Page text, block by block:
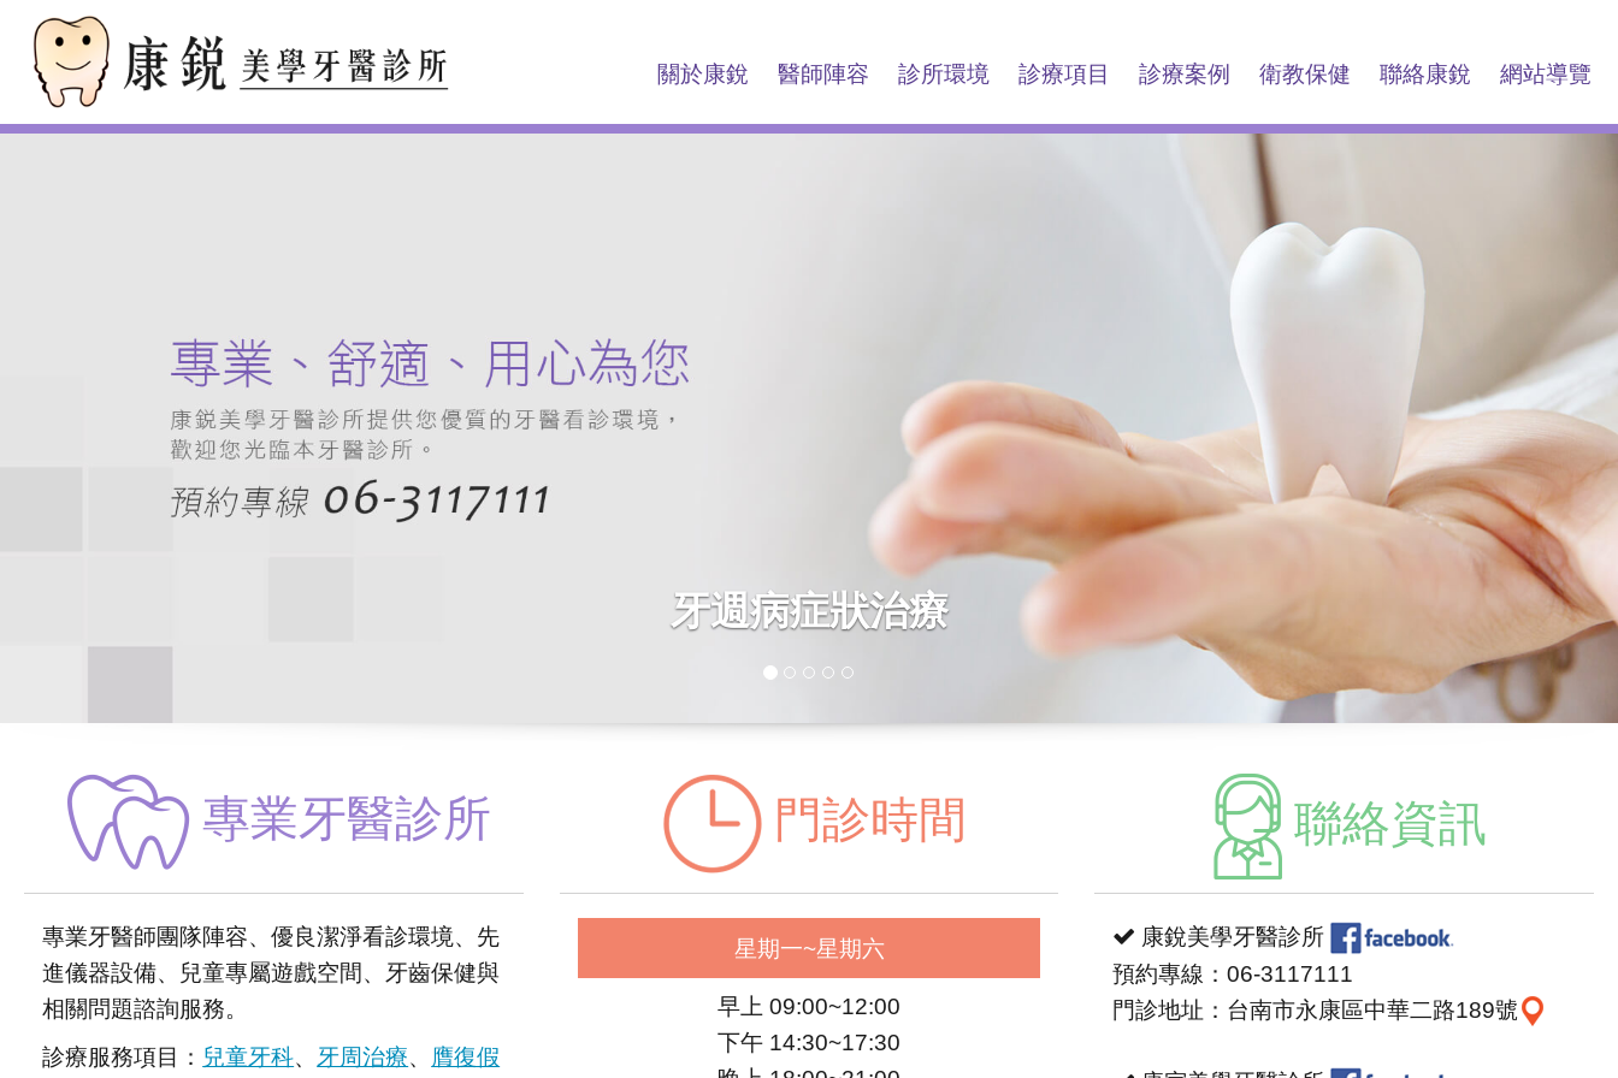
關於康銳 醫師陣容 診所環境 診療項目 診療案例 衛教保健 聯絡康銳 網站導覽
牙週病症狀治療
專業牙醫診所
專業牙醫師團隊陣容、優良潔淨看診環境、先
進儀器設備、兒童專屬遊戲空間、牙齒保健與
相關問題諮詢服務。
診療服務項目： 兒童牙科、 牙周治療、 膺復假
門診時間
星期一~星期六
早上 09:00~12:00
下午 14:30~17:30
聯絡資訊
康銳美學牙醫診所
預約專線：06-3117111
門診地址：台南市永康區中華二路189號